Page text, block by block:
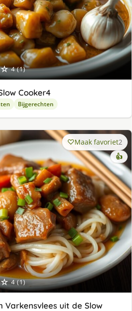
4 (1)
Cooker4
Bijgerechten
4 (1)
Maak favoriet2
👍
Varkensvlees uit de Slow